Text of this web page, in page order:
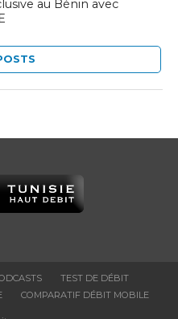
au Bénin avec
TEST DE DÉBIT
COMPARATIF DÉBIT MOBILE